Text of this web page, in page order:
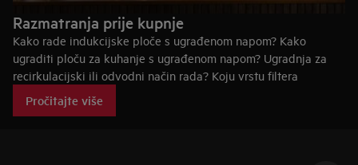
Razmatranja prije kupnje
Kako rade indukcijske ploče s ugrađenom napom? Kako
ugraditi ploču za kuhanje s ugrađenom napom? Ugradnja za
recirkulacijski ili odvodni način rada? Koju vrstu filtera
ugraditi?
Saznajte sve što vam je potrebno da biste pronašli
Pročitajte više